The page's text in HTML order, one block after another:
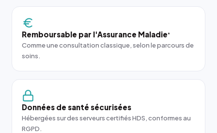
Remboursable par l'Assurance Maladie*
Comme une consultation classique, selon le parcours de
soins.
Données de santé sécurisées
Hébergées sur des serveurs certifiés HDS, conformes au
RGPD.